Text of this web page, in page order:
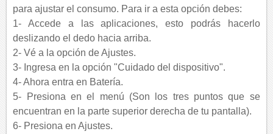
para ajustar el consumo. Para ir a esta opción debes:
1- Accede a las aplicaciones, esto podrás hacerlo
deslizando el dedo hacia arriba.
2- Vé a la opción de Ajustes.
3- Ingresa en la opción "Cuidado del dispositivo".
4- Ahora entra en Batería.
5- Presiona en el menú (Son los tres puntos que se
encuentran en la parte superior derecha de tu pantalla).
6- Presiona en Ajustes.